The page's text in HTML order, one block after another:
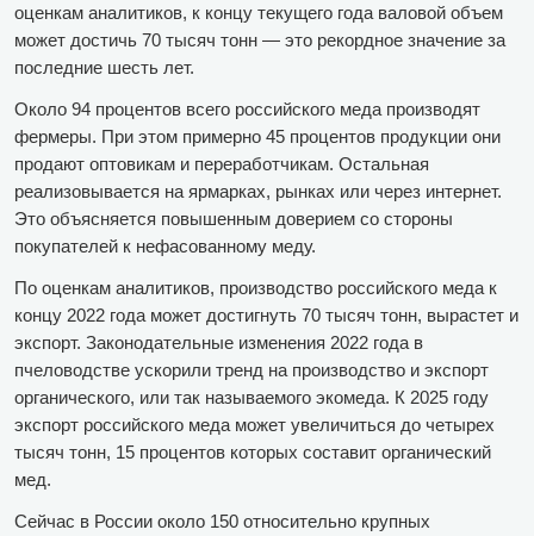
оценкам аналитиков, к концу текущего года валовой объем
может достичь 70 тысяч тонн — это рекордное значение за
последние шесть лет.
Около 94 процентов всего российского меда производят
фермеры. При этом примерно 45 процентов продукции они
продают оптовикам и переработчикам. Остальная
реализовывается на ярмарках, рынках или через интернет.
Это объясняется повышенным доверием со стороны
покупателей к нефасованному меду.
По оценкам аналитиков, производство российского меда к
концу 2022 года может достигнуть 70 тысяч тонн, вырастет и
экспорт. Законодательные изменения 2022 года в
пчеловодстве ускорили тренд на производство и экспорт
органического, или так называемого экомеда. К 2025 году
экспорт российского меда может увеличиться до четырех
тысяч тонн, 15 процентов которых составит органический
мед.
Сейчас в России около 150 относительно крупных